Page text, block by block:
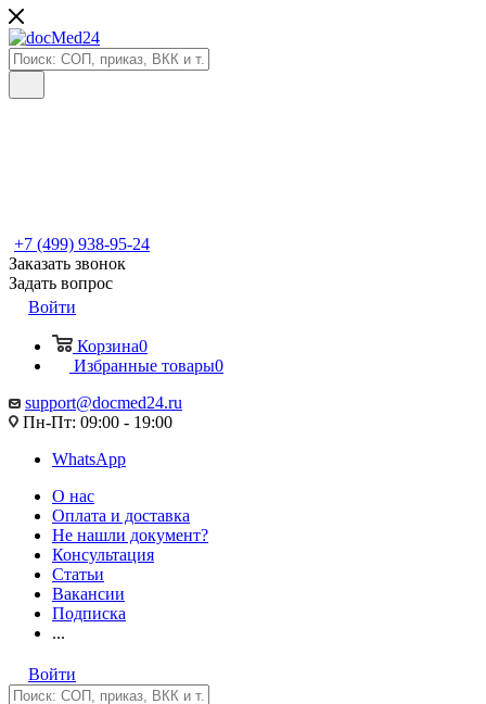
+7 (499) 938-95-24
Заказать звонок
Задать вопрос
Войти
Корзина0
Избранные товары0
support@docmed24.ru
Пн-Пт: 09:00 - 19:00
WhatsApp
О нас
Оплата и доставка
Не нашли документ?
Консультация
Статьи
Вакансии
Подписка
...
Войти